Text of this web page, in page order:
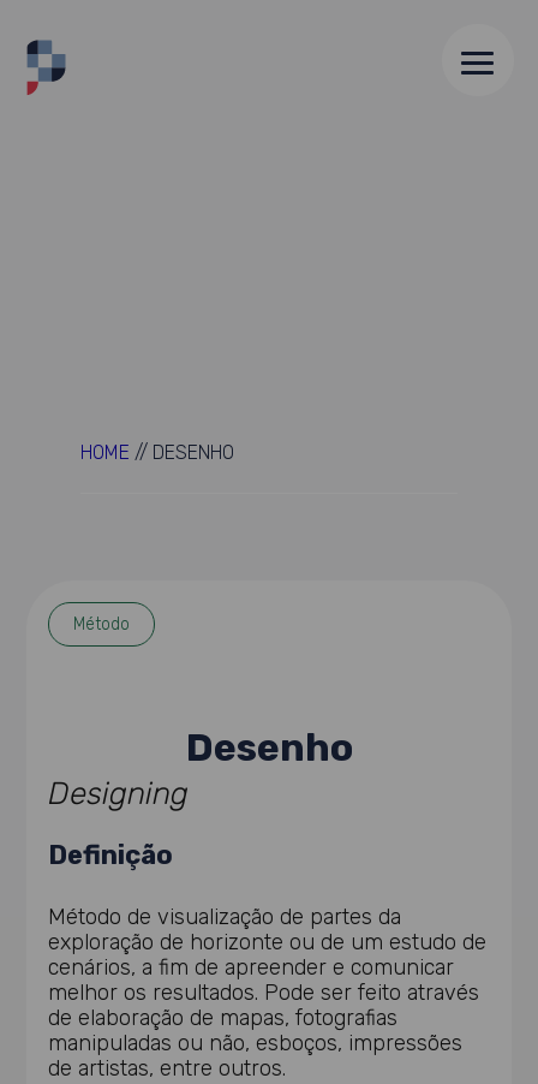
HOME // DESENHO
Método
Desenho
Designing
Definição
Método de visualização de partes da
exploração de horizonte ou de um estudo de
cenários, a fim de apreender e comunicar
melhor os resultados. Pode ser feito através
de elaboração de mapas, fotografias
manipuladas ou não, esboços, impressões
de artistas, entre outros.